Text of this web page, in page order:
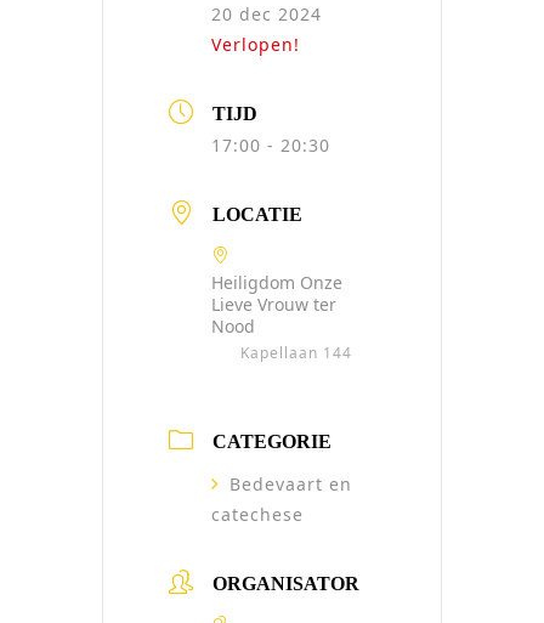
20 dec 2024
Verlopen!
TIJD
17:00 - 20:30
LOCATIE
Heiligdom Onze
Lieve Vrouw ter
Nood
Kapellaan 144
CATEGORIE
Bedevaart en
catechese
ORGANISATOR